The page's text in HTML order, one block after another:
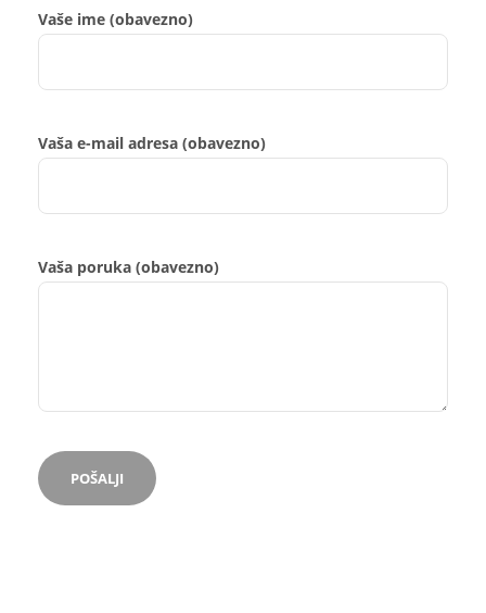
Vaše ime (obavezno)
Vaša e-mail adresa (obavezno)
Vaša poruka (obavezno)